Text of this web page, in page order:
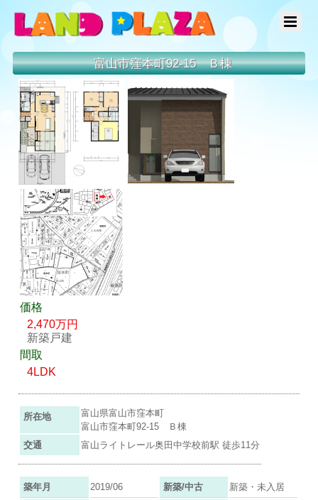
富山市窪本町92-15 Ｂ棟
価格
2,470万円
新築戸建
間取
4LDK
所在地
富山県富山市窪本町
富山市窪本町92-15 Ｂ棟
交通
富山ライトレール奥田中学校前駅 徒歩11分
築年月 2019/06 新築/中古 新築・未入居